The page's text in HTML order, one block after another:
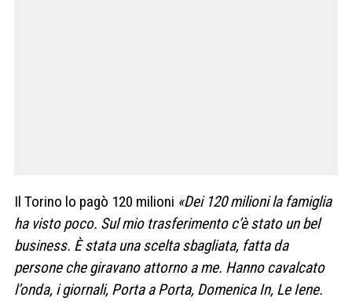
Il Torino lo pagò 120 milioni «Dei 120 milioni la famiglia
ha visto poco. Sul mio trasferimento c’è stato un bel
business. È stata una scelta sbagliata, fatta da
persone che giravano attorno a me. Hanno cavalcato
l’onda, i giornali, Porta a Porta, Domenica In, Le Iene.